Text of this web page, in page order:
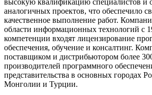
высокую квалификацию специалистов и
аналогичных проектов, что обеспечило
качественное выполнение работ.
области информационных технологий с
компетенции входят лицензирование
обеспечения, обучение и консалтинг.
поставщиком и дистрибьютором более
производителей программного
представительства в основных городах
Монголии и Турции.